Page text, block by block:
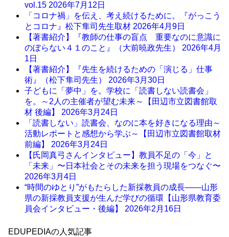
vol.15 2026年7月12日
「コロナ禍」を伝え、考え続けるために。『がっこう
とコロナ』松下隼司先生取材 2026年4月9日
【著書紹介】『教師の仕事の盲点 重要なのに意識に
のぼらない４１のこと』（大前暁政先生） 2026年4月
1日
【著書紹介】『先生を続けるための「演じる」仕事
術』（松下隼司先生） 2026年3月30日
子どもに「夢中」を。学校に「読書しない読書会」
を。～2人の主催者が望む未来～【田辺市立図書館取
材 後編】 2026年3月24日
「読書しない」読書会、なのに本を好きになる理由～
活動レポートと感想から学ぶ～【田辺市立図書館取材
前編】 2026年3月24日
【氏岡真弓さんインタビュー】教員不足の「今」と
「未来」〜日本社会とその未来を担う現場をつなぐ〜
2026年3月4日
“時間のゆとり”がもたらした新採教員の成長――山形
県の新採教員支援が生んだ学びの循環【山形県教育委
員会インタビュー・後編】 2026年2月16日
EDUPEDIAの人気記事